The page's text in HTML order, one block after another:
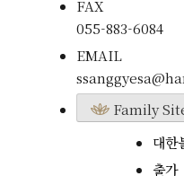
FAX
055-883-6084
EMAIL
Family
대한
출가